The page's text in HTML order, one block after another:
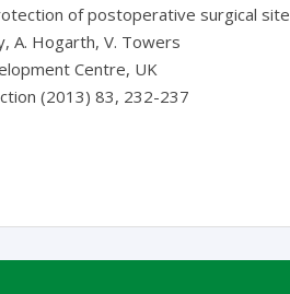
of postoperative surgical
A. Hogarth, V. Towers
Centre, UK
(2013) 83, 232-237